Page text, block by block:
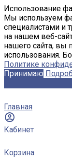
Использование
Мы используем
специалистами и
на нашем веб-
нашего сайта, вы
использования.
Политике
Принимаю
Главная
Кабинет
Корзина